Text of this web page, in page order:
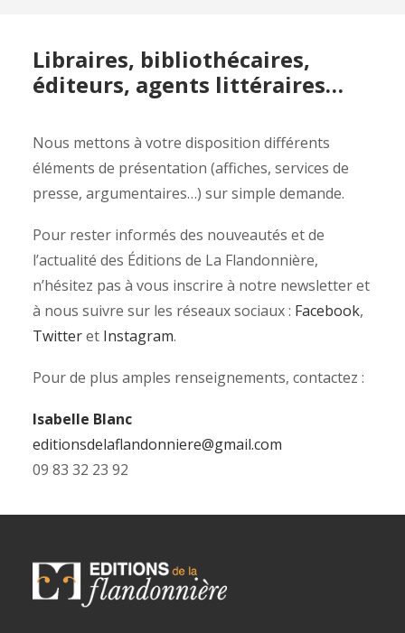
ESPACE PRO
MON COMPTE
Libraires, bibliothécaires,
éditeurs, agents littéraires…
Nous mettons à votre disposition différents
éléments de présentation (affiches, services de
presse, argumentaires…) sur simple demande.
Pour rester informés des nouveautés et de
l’actualité des Éditions de La Flandonnière,
n’hésitez pas à vous inscrire à notre newsletter et
à nous suivre sur les réseaux sociaux : Facebook,
Twitteret Instagram.
Pour de plus amples renseignements, contactez :
Isabelle Blanc
editionsdelaflandonniere@gmail.com
09 83 32 23 92